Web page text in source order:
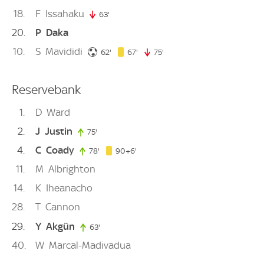
18
F Issahaku 63'
20 P Daka
10
S Mavididi 62' 62. minute
67' 67. minute
75'
Reservebank
1 D Ward
2
J Justin 75'
4 C Coady 78' 78. minute
90+6'
11 M Albrighton
14
K Iheanacho
28
T Cannon
29
Y Akgün 63'
40 W Marcal-Madivadua